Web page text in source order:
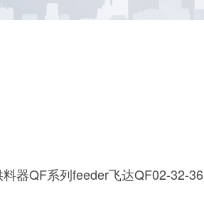
器QF系列feeder飞达QF02-32-36